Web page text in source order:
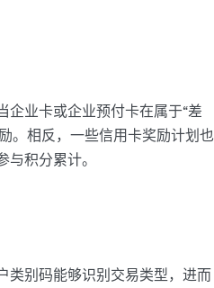
企业卡或企业预付卡在属于“差
。相反，一些信用卡奖励计划也
积分累计。
类别码能够识别交易类型，进而